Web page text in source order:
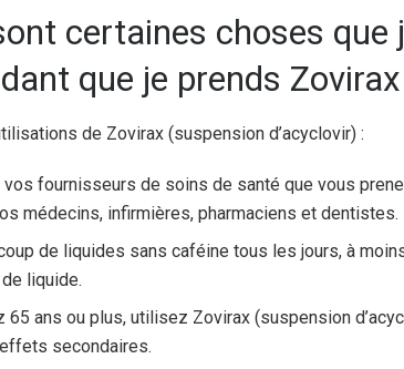
certaines choses que
que je prends Zovirax
de Zovirax (suspension d’acyclovir) :
vos fournisseurs de soins de santé que vous
médecins, infirmières, pharmaciens et dentistes.
de liquides sans caféine tous les jours, à
liquide.
65 ans ou plus, utilisez Zovirax (suspension
secondaires.